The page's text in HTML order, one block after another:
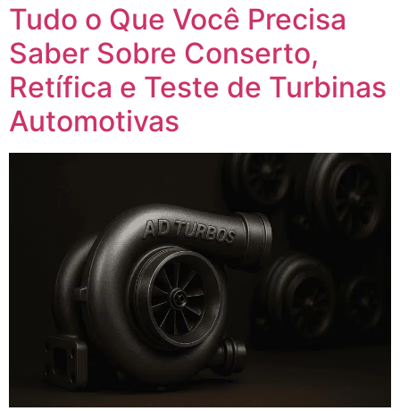
Tudo o Que Você Precisa
Saber Sobre Conserto,
Retífica e Teste de Turbinas
Automotivas